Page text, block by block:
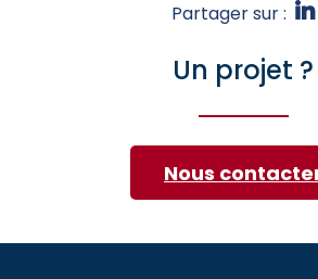
Partager sur :
Un projet ?
Nous